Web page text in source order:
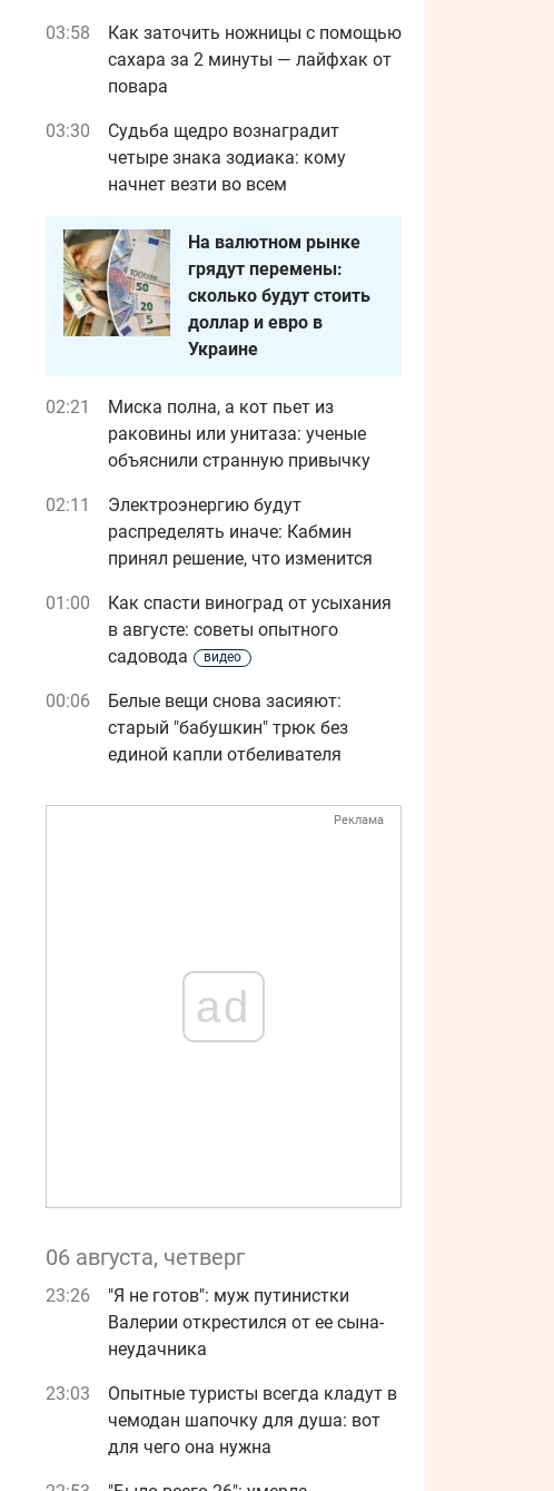
03:58
Как заточить ножницы с помощью
сахара за 2 минуты — лайфхак от
повара
03:30
Судьба щедро вознаградит
четыре знака зодиака: кому
начнет везти во всем
На валютном рынке
грядут перемены:
сколько будут стоить
доллар и евро в
Украине
02:21
Миска полна, а кот пьет из
раковины или унитаза: ученые
объяснили странную привычку
02:11
Электроэнергию будут
распределять иначе: Кабмин
принял решение, что изменится
01:00
Как спасти виноград от усыхания
в августе: советы опытного
садовода
видео
00:06
Белые вещи снова засияют:
старый "бабушкин" трюк без
единой капли отбеливателя
Реклама
ad
06 августа, четверг
23:26
"Я не готов": муж путинистки
Валерии открестился от ее сына-
неудачника
23:03
Опытные туристы всегда кладут в
чемодан шапочку для душа: вот
для чего она нужна